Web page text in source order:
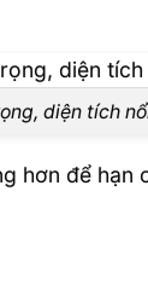
diện tích
để hạn